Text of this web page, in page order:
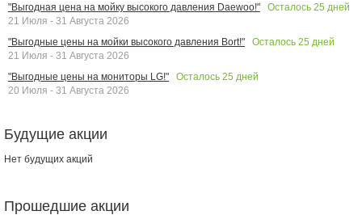
"Выгодная цена на мойку высокого давления Daewoo!"
Осталось 25 дней
21 Июля - 31 Августа 2026
"Выгодные цены на мойки высокого давления Bort!"
Осталось 25 дней
21 Июля - 31 Августа 2026
"Выгодные цены на мониторы LG!"
Осталось 25 дней
20 Июля - 31 Августа 2026
Будущие акции
Нет будущих акций
Прошедшие акции